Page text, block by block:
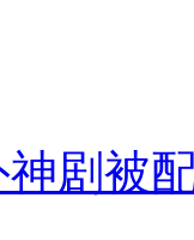
剧被